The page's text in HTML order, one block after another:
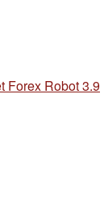
Forex Robot 3.9